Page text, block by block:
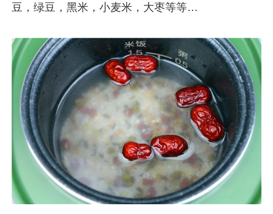
豆，绿豆，黑米，小麦米，大枣等等…